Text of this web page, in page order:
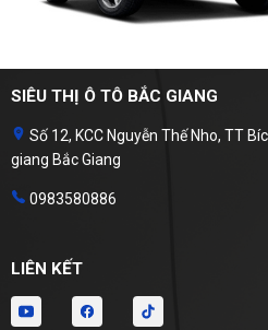
SIÊU THỊ Ô TÔ BẮC GIANG
Số 12, KCC Nguyễn Thế Nho, TT
giang Bắc Giang
0983580886
LIÊN KẾT